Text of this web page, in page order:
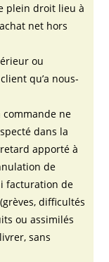
plein droit lieu à
net hors
ou
qu’a nous-
commande ne
dans la
apporté à
de
facturation de
difficultés
ou assimilés
sans